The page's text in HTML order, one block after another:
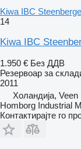
Kiwa IBC
14
Kiwa IBC
1.950 € Без ДДВ
Резервоар за
2011
Холандија, Veen
Homborg Industrial
Контактирајте го